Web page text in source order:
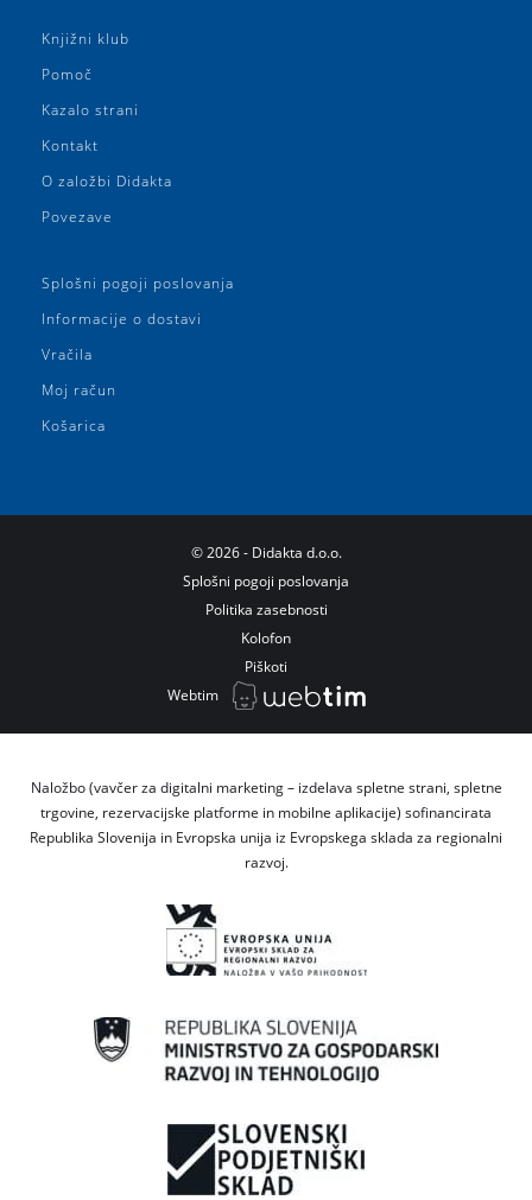
Knjižni klub
Pomoč
Kazalo strani
Kontakt
O založbi Didakta
Povezave
Splošni pogoji poslovanja
Informacije o dostavi
Vračila
Moj račun
Košarica
© 2026 - Didakta d.o.o.
Splošni pogoji poslovanja
Politika zasebnosti
Kolofon
Piškoti
Webtim
Naložbo (vavčer za digitalni marketing – izdelava spletne strani, spletne
trgovine, rezervacijske platforme in mobilne aplikacije) sofinancirata
Republika Slovenija in Evropska unija iz Evropskega sklada za regionalni
razvoj.